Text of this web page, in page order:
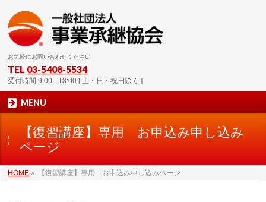
お気軽にお問い合わせください
TEL 03-5408-5534
受付時間 9:00 - 18:00 [ 土・日・祝日除く ]
MENU
【復習講座】専用 お申込み申し込み
ページ
HOME » 【復習講座】専用 お申込み申し込みページ